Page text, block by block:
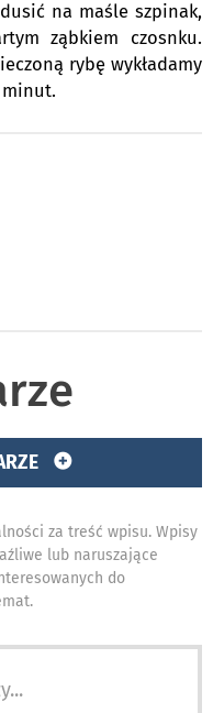
na maśle szpinak,
ząbkiem czosnku.
rybę wykładamy
za treść wpisu. Wpisy
lub naruszające
do